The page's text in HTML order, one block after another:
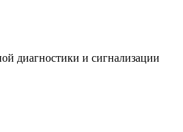
диагностики и сигнализации